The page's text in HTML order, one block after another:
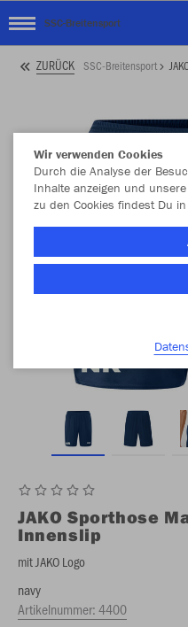
SSC-Breitensport
ZURÜCK SSC-Breitensport
JAKO Sporthose
Innenslip
mit JAKO Logo
navy
Artikelnummer:4400
Wir verwenden Cookies
Durch die Analyse der
Inhalte anzeigen und
zu den Cookies findest Du